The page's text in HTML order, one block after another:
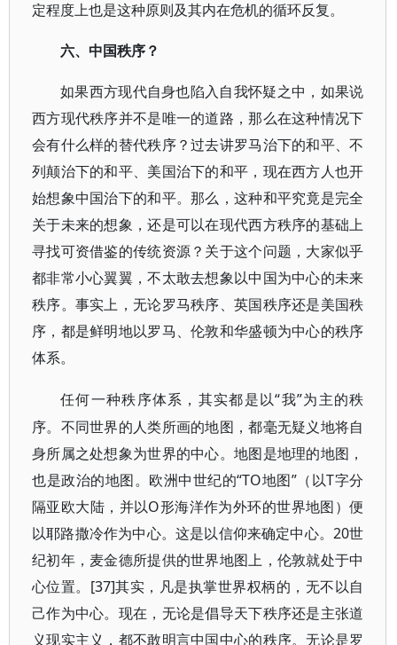
定程度上也是这种原则及其内在危机的循环反复。
六、中国秩序？
如果西方现代自身也陷入自我怀疑之中，如果说
西方现代秩序并不是唯一的道路，那么在这种情况下
会有什么样的替代秩序？过去讲罗马治下的和平、不
列颠治下的和平、美国治下的和平，现在西方人也开
始想象中国治下的和平。那么，这种和平究竟是完全
关于未来的想象，还是可以在现代西方秩序的基础上
寻找可资借鉴的传统资源？关于这个问题，大家似乎
都非常小心翼翼，不太敢去想象以中国为中心的未来
秩序。事实上，无论罗马秩序、英国秩序还是美国秩
序，都是鲜明地以罗马、伦敦和华盛顿为中心的秩序
体系。
任何一种秩序体系，其实都是以“我”为主的秩
序。不同世界的人类所画的地图，都毫无疑义地将自
身所属之处想象为世界的中心。地图是地理的地图，
也是政治的地图。欧洲中世纪的“TO地图”（以T字分
隔亚欧大陆，并以O形海洋作为外环的世界地图）便
以耶路撒冷作为中心。这是以信仰来确定中心。20世
纪初年，麦金德所提供的世界地图上，伦敦就处于中
心位置。[37]其实，凡是执掌世界权柄的，无不以自
己作为中心。现在，无论是倡导天下秩序还是主张道
义现实主义，都不敢明言中国中心的秩序。无论是罗